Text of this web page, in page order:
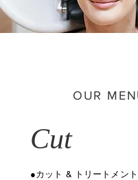
OUR
Cut
●カット & トリートメン